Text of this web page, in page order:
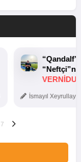
İsmayıl
7